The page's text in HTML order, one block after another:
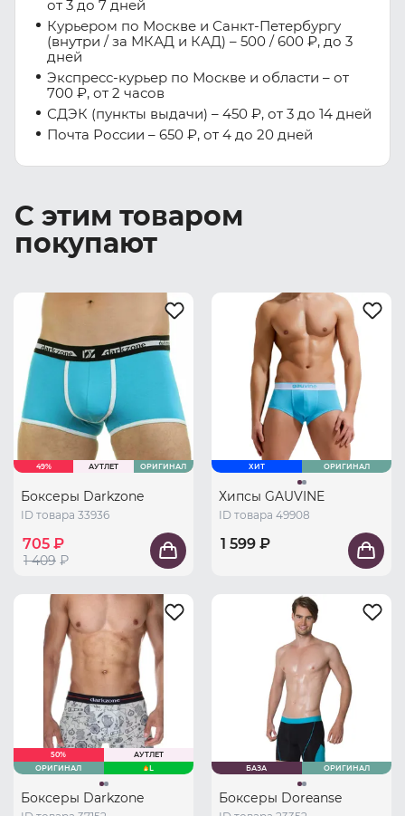
от 3 до 7 дней
Курьером по Москве и Санкт-Петербургу
(внутри / за МКАД и КАД) – 500 / 600 ₽, до 3
дней
Экспресс-курьер по Москве и области – от
700 ₽, от 2 часов
СДЭК (пункты выдачи) – 450 ₽, от 3 до 14 дней
Почта России – 650 ₽, от 4 до 20 дней
С этим товаром
покупают
49% АУТЛЕТ ОРИГИНАЛ
Боксеры Darkzone
ID товара 33936
705 ₽
1 409 ₽
ХИТ ОРИГИНАЛ
Хипсы GAUVINE
ID товара 49908
1 599 ₽
50%
АУТЛЕТ
ОРИГИНАЛ
L
Боксеры Darkzone
БАЗА ОРИГИНАЛ
Боксеры Doreanse